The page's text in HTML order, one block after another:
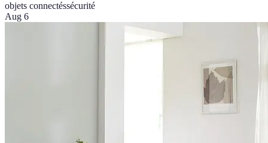
objets connectéssécurité
Aug 6